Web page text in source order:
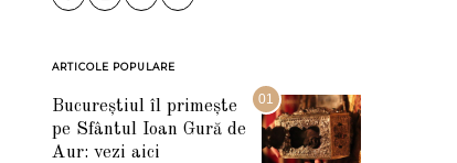
ARTICOLE POPULARE
01
Bucureștiul îl primește
pe Sfântul Ioan Gură de
Aur: vezi aici